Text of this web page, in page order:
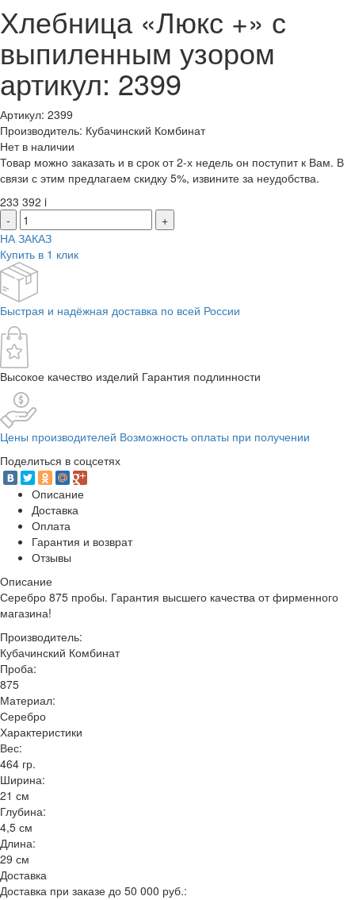
Хлебница «Люкс +» с
выпиленным узором
артикул: 2399
Артикул: 2399
Производитель: Кубачинский Комбинат
Нет в наличии
Товар можно заказать и в срок от 2-х недель он поступит к Вам. В
связи с этим предлагаем скидку 5%, извините за неудобства.
233 392 i
-
+
НА ЗАКАЗ
Купить в 1 клик
Быстрая и надёжная доставка по всей России
Высокое качество изделий Гарантия подлинности
Цены производителей Возможность оплаты при получении
Поделиться в соцсетях
Описание
Доставка
Оплата
Гарантия и возврат
Отзывы
Описание
Серебро 875 пробы. Гарантия высшего качества от фирменного
магазина!
Производитель:
Кубачинский Комбинат
Проба:
875
Материал:
Серебро
Характеристики
Вес:
464 гр.
Ширина:
21 см
Глубина:
4,5 см
Длина:
29 см
Доставка
Доставка при заказе до 50 000 руб.: